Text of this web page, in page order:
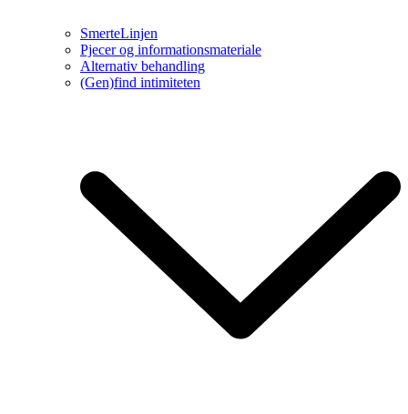
SmerteLinjen
Pjecer og informationsmateriale
Alternativ behandling
(Gen)find intimiteten